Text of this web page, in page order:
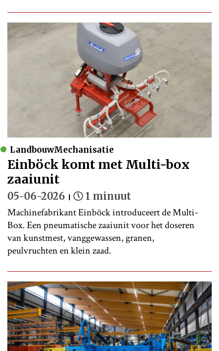
LandbouwMechanisatie
Einböck komt met Multi-box
zaaiunit
05-06-2026 1 minuut
Machinefabrikant Einböck introduceert de Multi-
Box. Een pneumatische zaaiunit voor het doseren
van kunstmest, vanggewassen, granen,
peulvruchten en klein zaad.